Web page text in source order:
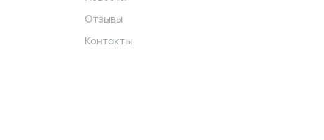
Отзывы
Контакты